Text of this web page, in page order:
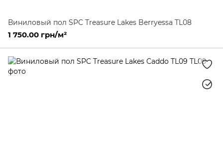
Виниловый пол SPC Treasure Lakes Berryessa TL08
1 750.00 грн/м²